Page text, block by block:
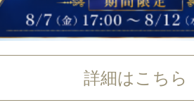
詳細はこちら